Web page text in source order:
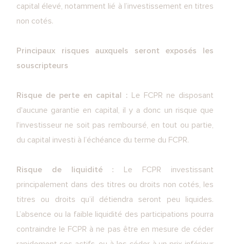
capital élevé, notamment lié à l’investissement en titres
non cotés.
Principaux risques auxquels seront exposés les
souscripteurs
Risque de perte en capital : Le FCPR ne disposant
d'aucune garantie en capital, il y a donc un risque que
l'investisseur ne soit pas remboursé, en tout ou partie,
du capital investi à l’échéance du terme du FCPR.
Risque de liquidité : Le FCPR investissant
principalement dans des titres ou droits non cotés, les
titres ou droits qu’il détiendra seront peu liquides.
L’absence ou la faible liquidité des participations pourra
contraindre le FCPR à ne pas être en mesure de céder